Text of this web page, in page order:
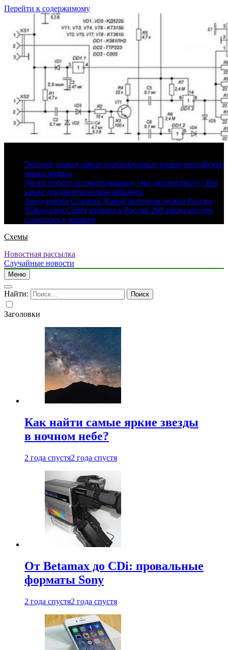
Перейти к содержимому
Эксперт назвал самые перспективные новые российские
марки машин
Дилер просит оставить машину «на диагностику»? Вот
какие документы нельзя забывать
Завод имени Сталина. Какой автопром нужен России
Volkswagen Caddy прошел в России 280 тысяч км: что
сломалось в машине
Схемы
Новостная рассылка
Случайные новости
Меню
Найти:
Заголовки
Как найти самые яркие звезды
в ночном небе?
2 года спустя2 года спустя
От Betamax до CDi: провальные
форматы Sony
2 года спустя2 года спустя